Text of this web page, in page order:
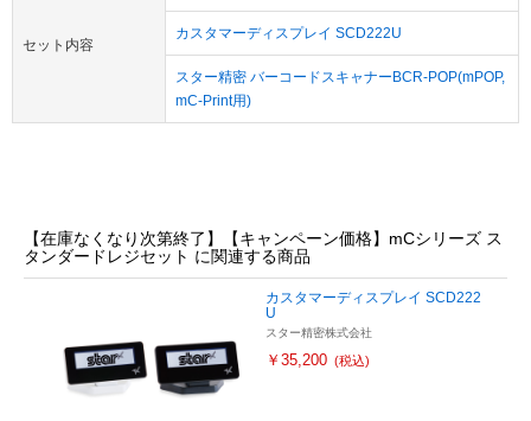
セット内容
カスタマーディスプレイ SCD222U
スター精密 バーコードスキャナーBCR-POP(mPOP,
mC-Print用)
【在庫なくなり次第終了】【キャンペーン価格】mCシリーズ ス
タンダードレジセット に関連する商品
カスタマーディスプレイ SCD222
U
スター精密株式会社
￥35,200 (税込)